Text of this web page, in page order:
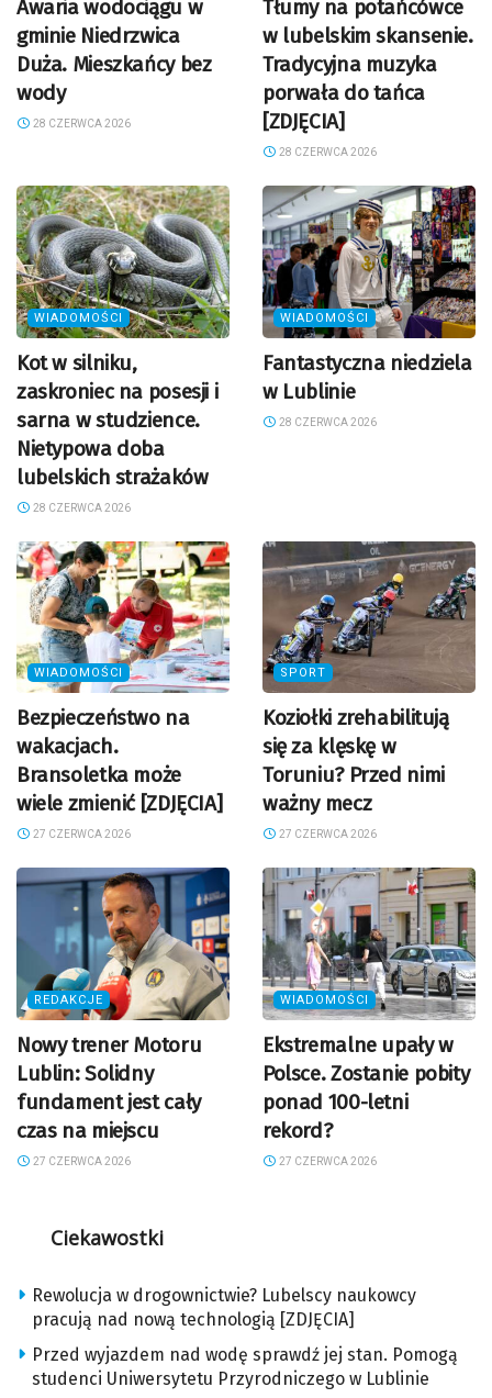
Awaria wodociągu w
gminie Niedrzwica
Duża. Mieszkańcy bez
wody
28 CZERWCA 2026
Tłumy na potańcówce
w lubelskim skansenie.
Tradycyjna muzyka
porwała do tańca
[ZDJĘCIA]
28 CZERWCA 2026
WIADOMOŚCI
Kot w silniku,
zaskroniec na posesji i
sarna w studzience.
Nietypowa doba
lubelskich strażaków
28 CZERWCA 2026
WIADOMOŚCI
Fantastyczna niedziela
w Lublinie
28 CZERWCA 2026
WIADOMOŚCI
Bezpieczeństwo na
wakacjach.
Bransoletka może
wiele zmienić [ZDJĘCIA]
27 CZERWCA 2026
SPORT
Koziołki zrehabilitują
się za klęskę w
Toruniu? Przed nimi
ważny mecz
27 CZERWCA 2026
REDAKCJE
Nowy trener Motoru
Lublin: Solidny
fundament jest cały
czas na miejscu
27 CZERWCA 2026
WIADOMOŚCI
Ekstremalne upały w
Polsce. Zostanie pobity
ponad 100-letni
rekord?
27 CZERWCA 2026
Ciekawostki
Rewolucja w drogownictwie? Lubelscy naukowcy
pracują nad nową technologią [ZDJĘCIA]
Przed wyjazdem nad wodę sprawdź jej stan. Pomogą
studenci Uniwersytetu Przyrodniczego w Lublinie